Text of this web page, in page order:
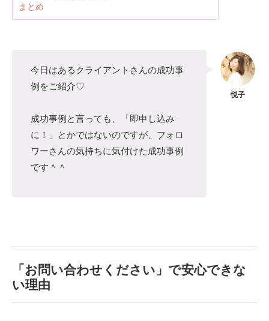
まとめ
今日はあるクライアントさんの成功事
例をご紹介♡
成功事例と言っても、「即申し込み
に！」とかではないのですが、フォロ
ワーさんの気持ちに気付けた成功事例
です＾＾
「お問い合わせください」で安心できな
い理由